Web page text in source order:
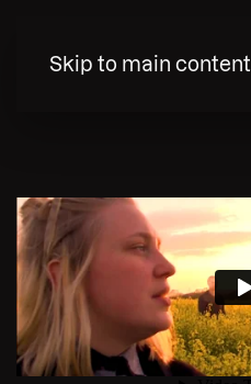
Skip to main content